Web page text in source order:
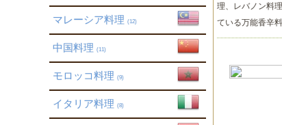
マレーシア料理 (12)
中国料理 (11)
モロッコ料理 (9)
イタリア料理 (8)
理、レバノン料理
ている万能香辛料